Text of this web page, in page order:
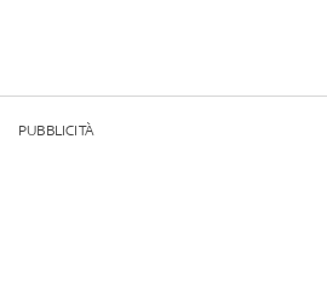
PUBBLICITÀ